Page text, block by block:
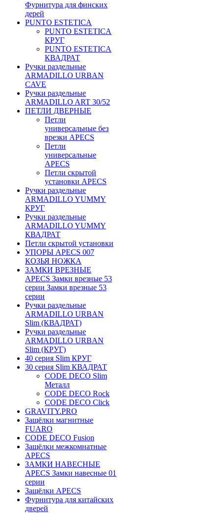
Фурнитура для финских
дерей
PUNTO ESTETICA
PUNTO ESTETICA
КРУГ
PUNTO ESTETICA
КВАДРАТ
Ручки раздельные
ARMADILLO URBAN
CAVE
Ручки раздельные
ARMADILLO ART 30/52
ПЕТЛИ ДВЕРНЫЕ
Петли
универсальные без
врезки APECS
Петли
универсальные
APECS
Петли скрытой
установки APECS
Ручки раздельные
ARMADILLO YUMMY
КРУГ
Ручки раздельные
ARMADILLO YUMMY
КВАДРАТ
Петли скрытой установки
УПОРЫ APECS 007
КОЗЬЯ НОЖКА
ЗАМКИ ВРЕЗНЫЕ
APECS Замки врезные 53
серии Замки врезные 53
серии
Ручки раздельные
ARMADILLO URBAN
Slim (КВАДРАТ)
Ручки раздельные
ARMADILLO URBAN
Slim (КРУГ)
40 серия Slim КРУГ
30 серия Slim КВАДРАТ
CODE DECO Slim
Металл
CODE DECO Rock
CODE DECO Click
GRAVITY.PRO
Защёлки магнитные
FUARO
CODE DECO Fusion
Защёлки межкомнатные
APECS
ЗАМКИ НАВЕСНЫЕ
APECS Замки навесные 01
серии
Защёлки APECS
Фурнитура для китайских
дверей